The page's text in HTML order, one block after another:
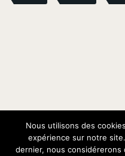
Nous utilisons des
expérience sur notre
dernier, nous